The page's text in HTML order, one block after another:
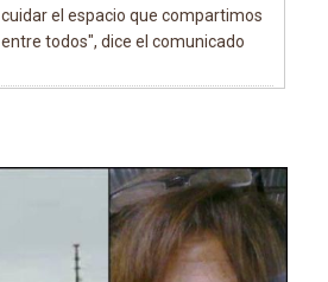
cuidar el espacio que compartimos
entre todos", dice el comunicado